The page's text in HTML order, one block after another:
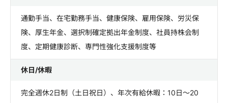
通勤手当、在宅勤務手当、健康保険、雇用保険、労災保
険、厚生年金、選択制確定拠出年金制度、社員持株会制
度、定期健康診断、専門性強化支援制度等
休日/休暇
完全週休2日制（土日祝日）、年次有給休暇：10日～20